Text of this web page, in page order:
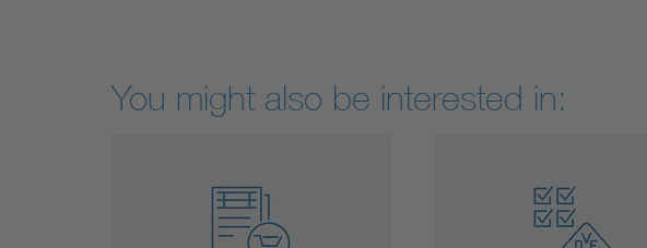
You might also be interested in: